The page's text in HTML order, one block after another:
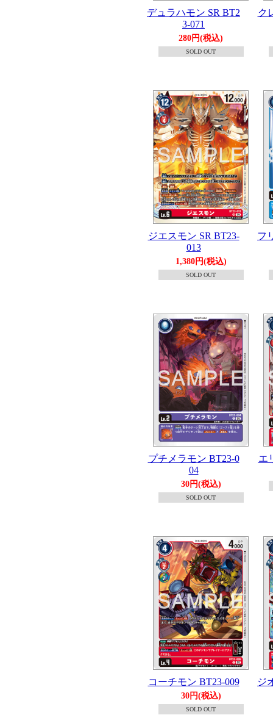
デュラハモン SR BT2
3-071
280円(税込)
SOLD OUT
ク
ジエスモン SR BT23-
013
1,380円(税込)
SOLD OUT
フ
プチメラモン BT23-0
04
30円(税込)
SOLD OUT
エ
コーチモン BT23-009
30円(税込)
SOLD OUT
ジ